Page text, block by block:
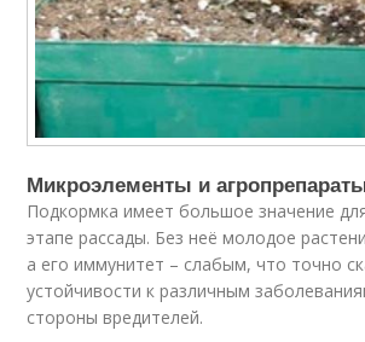
Микроэлементы и
Подкормка имеет большое значение
этапе рассады. Без неё молодое
а его иммунитет – слабым, что точно
устойчивости к различным
стороны вредителей.